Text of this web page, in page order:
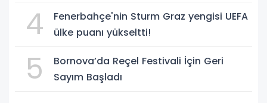
4
Fenerbahçe'nin Sturm Graz yengisi UEFA
ülke puanı yükseltti!
5
Bornova’da Reçel Festivali İçin Geri
Sayım Başladı